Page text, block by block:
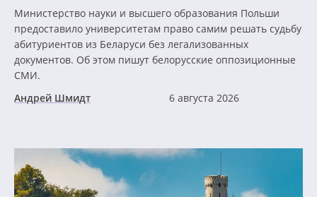
Министерство науки и высшего образования Польши
предоставило университетам право самим решать судьбу
абитуриентов из Беларуси без легализованных
документов. Об этом пишут белорусские оппозиционные
СМИ.
Андрей Шмидт
6 августа 2026